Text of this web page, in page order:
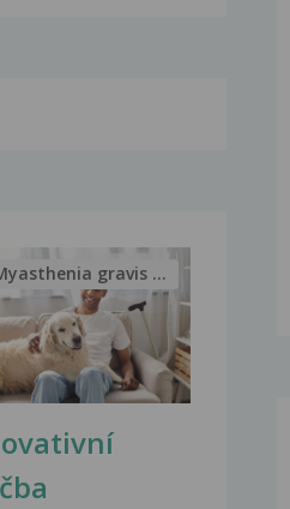
Myasthenia gravis – vše, co...